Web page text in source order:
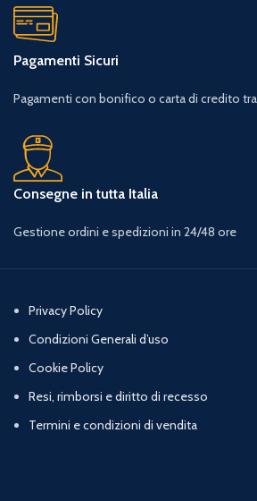
Pagamenti Sicuri
Pagamenti con bonifico o carta di credito
Consegne in tutta Italia
Gestione ordini e spedizioni in 24/48 ore
Privacy Policy
Condizioni Generali d’uso
Cookie Policy
Resi, rimborsi e diritto di recesso
Termini e condizioni di vendita